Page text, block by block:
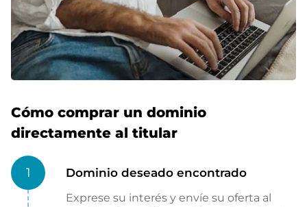
Cómo comprar un dominio
directamente al titular
1 Dominio deseado encontrado
Exprese su interés y envíe su oferta al